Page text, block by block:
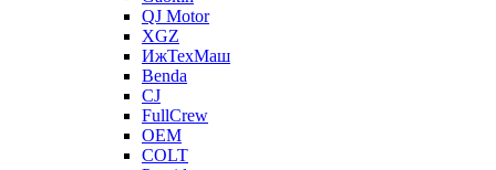
QJ Motor
XGZ
ИжТехМаш
Benda
CJ
FullCrew
OEM
COLT